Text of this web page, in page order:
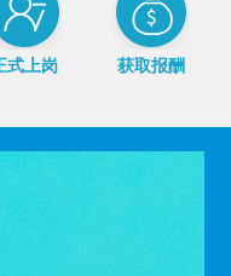
式上岗 获取报酬